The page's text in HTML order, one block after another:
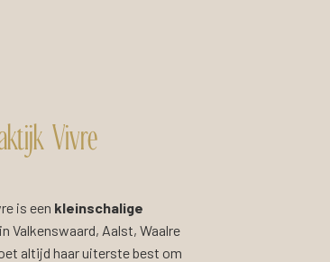
Vivre
is een kleinschalige
in Valkenswaard, Aalst, Waalre
altijd haar uiterste best om